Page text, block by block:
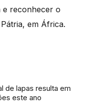
e reconhecer o
em África.
de lapas resulta em
este ano